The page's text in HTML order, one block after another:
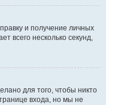
и получение личных
всего несколько секунд,
для того, чтобы никто
входа, но мы не